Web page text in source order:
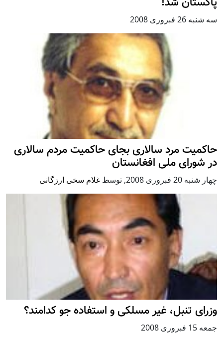
سه شنبه 26 فبروری 2008
حاکمیت مرد سالاری بجای حاکمیت مردم سالاری
در شورای ملی افغانستان
چهار شنبه 20 فبروری 2008 , توسط غلام سخی ارزگانی
وزرای تنبل، غیر مسلکی و استفاده جو کدامند؟
جمعه 15 فبروری 2008